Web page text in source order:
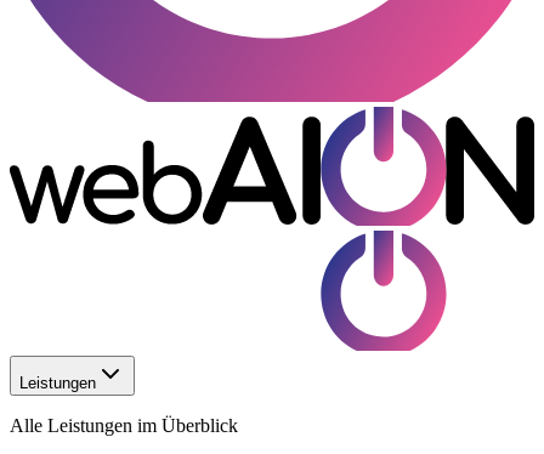
Leistungen
Alle Leistungen im Überblick